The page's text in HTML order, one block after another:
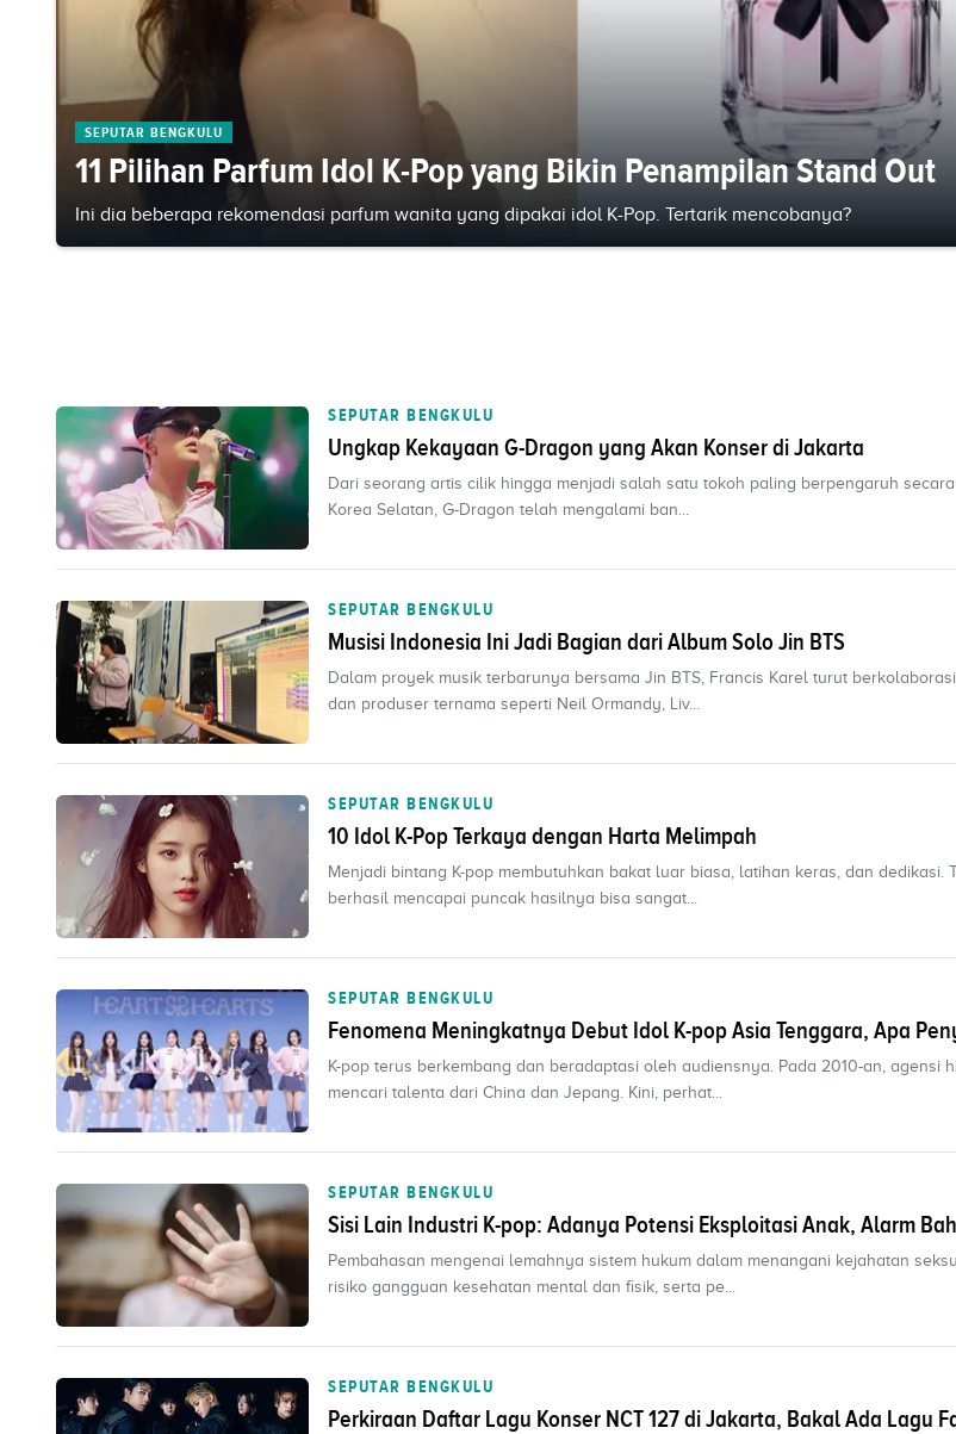
SEPUTAR BENGKULU
11 Pilihan Parfum Idol K-Pop yang Bikin Penampilan Stand Out
Ini dia beberapa rekomendasi parfum wanita yang dipakai idol K-Pop. Tertarik mencobanya?
SEPUTAR BENGKULU
Ungkap Kekayaan G-Dragon yang Akan Konser di Jakarta
Dari seorang artis cilik hingga menjadi salah satu tokoh paling berpengaruh
Korea Selatan, G-Dragon telah mengalami ban...
SEPUTAR BENGKULU
Musisi Indonesia Ini Jadi Bagian dari Album Solo Jin BTS
Dalam proyek musik terbarunya bersama Jin BTS, Francis Karel turut
dan produser ternama seperti Neil Ormandy, Liv...
SEPUTAR BENGKULU
10 Idol K-Pop Terkaya dengan Harta Melimpah
Menjadi bintang K-pop membutuhkan bakat luar biasa, latihan keras, dan dedikasi.
berhasil mencapai puncak hasilnya bisa sangat...
SEPUTAR BENGKULU
Fenomena Meningkatnya Debut Idol K-pop Asia Tenggara, Apa
K-pop terus berkembang dan beradaptasi oleh audiensnya. Pada 2010-an, agensi
mencari talenta dari China dan Jepang. Kini, perhat...
SEPUTAR BENGKULU
Sisi Lain Industri K-pop: Adanya Potensi Eksploitasi Anak, Alarm
Pembahasan mengenai lemahnya sistem hukum dalam menangani kejahatan
risiko gangguan kesehatan mental dan fisik, serta pe...
SEPUTAR BENGKULU
Perkiraan Daftar Lagu Konser NCT 127 di Jakarta, Bakal Ada Lagu